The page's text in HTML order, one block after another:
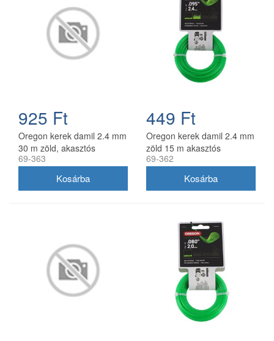
925 Ft
Oregon kerek damil 2.4 mm
30 m zöld, akasztós
kiszerelés
69-363
449 Ft
Oregon kerek damil 2.4 mm
zöld 15 m akasztós
kiszerelésben
69-362